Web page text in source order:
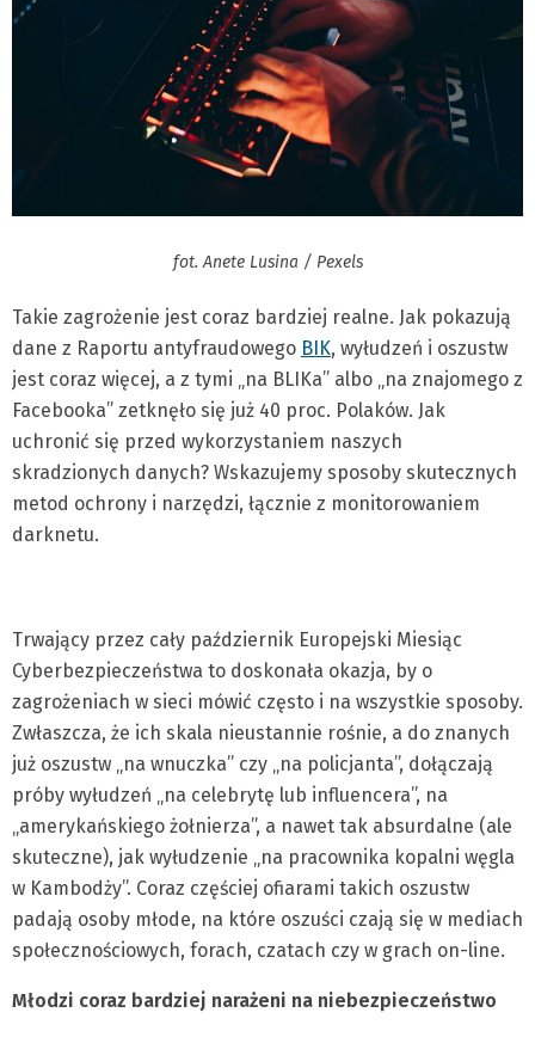
fot. Anete Lusina / Pexels
Takie zagrożenie jest coraz bardziej realne. Jak pokazują
dane z Raportu antyfraudowego BIK, wyłudzeń i oszustw
jest coraz więcej, a z tymi „na BLIKa” albo „na znajomego z
Facebooka” zetknęło się już 40 proc. Polaków. Jak
uchronić się przed wykorzystaniem naszych
skradzionych danych? Wskazujemy sposoby skutecznych
metod ochrony i narzędzi, łącznie z monitorowaniem
darknetu.
Trwający przez cały październik Europejski Miesiąc
Cyberbezpieczeństwa to doskonała okazja, by o
zagrożeniach w sieci mówić często i na wszystkie sposoby.
Zwłaszcza, że ich skala nieustannie rośnie, a do znanych
już oszustw „na wnuczka” czy „na policjanta”, dołączają
próby wyłudzeń „na celebrytę lub influencera”, na
„amerykańskiego żołnierza”, a nawet tak absurdalne (ale
skuteczne), jak wyłudzenie „na pracownika kopalni węgla
w Kambodży”. Coraz częściej ofiarami takich oszustw
padają osoby młode, na które oszuści czają się w mediach
społecznościowych, forach, czatach czy w grach on-line.
Młodzi coraz bardziej narażeni na niebezpieczeństwo